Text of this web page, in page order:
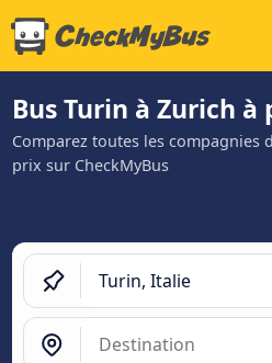
Bus Turin à Zurich à
Comparez toutes les compagnies
prix sur CheckMyBus